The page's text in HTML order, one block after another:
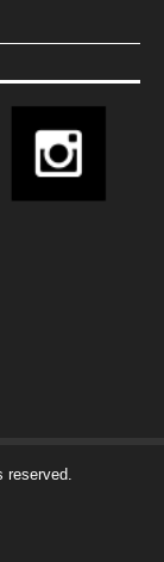
reserved.